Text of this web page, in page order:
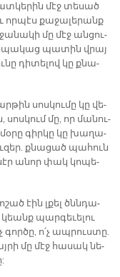
մէջ տե­սած
որ­պէս քա­ջա­լե­րանք
մը մէջ ան­ցու­
պա­տին վրայ
դի­տե­լով կը քնա­
սոս­կու­մը կը վե­
մը, որ մա­նու­
մօ­րը գիր­կը կը խա­ղա­
ու­զեր. քնա­ցած պա­հուն
ա­նոր փակ կո­պե­
էին լքել ծննդա­
պար­գե­ւե­լու
գոր­ծը, ո՛չ ապ­րուս­տը.
մը մէջ հա­սակ նե­